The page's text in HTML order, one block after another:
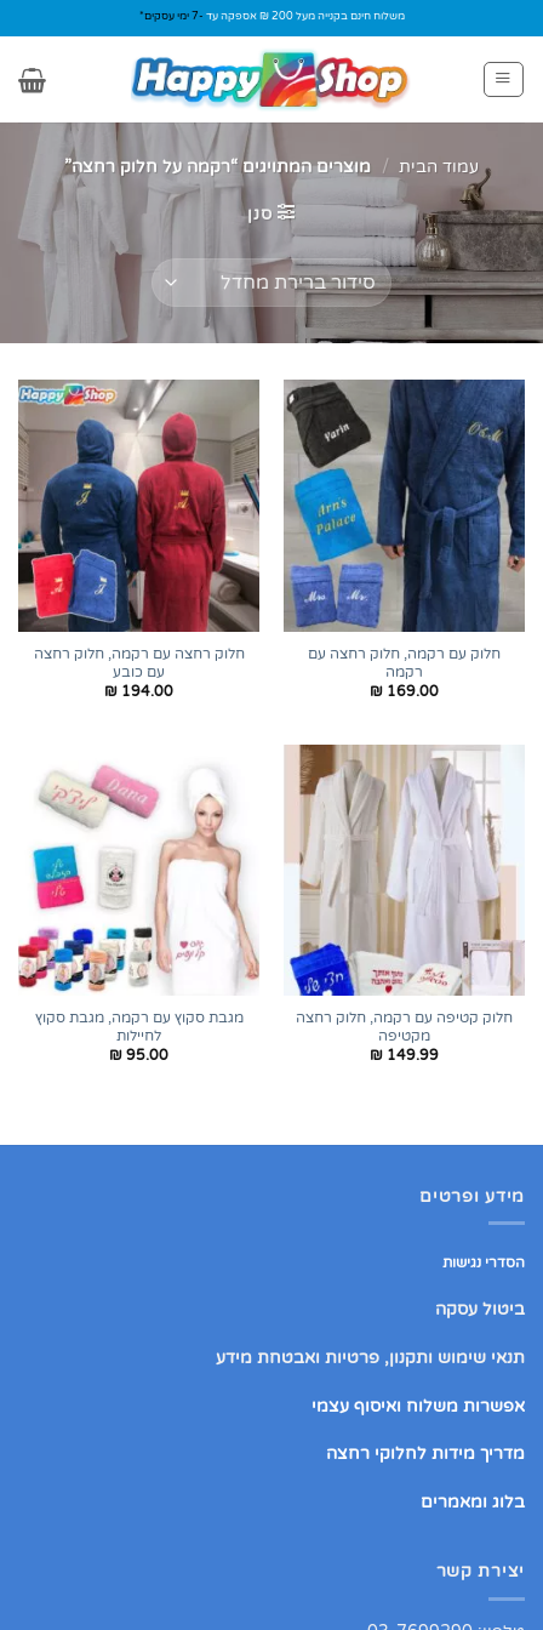
to
content
משלוח חינם בקנייה מעל 200 ₪ אספקה עד -7 ימי עסקים*
עמוד הבית / מוצרים המתויגים “רקמה על חלוק רחצה”
סנן
חלוק עם רקמה, חלוק רחצה עם
רקמה
₪ 169.00
חלוק רחצה עם רקמה, חלוק רחצה
עם כובע
₪ 194.00
חלוק קטיפה עם רקמה, חלוק רחצה
מקטיפה
₪ 149.99
מגבת סקוץ עם רקמה, מגבת סקוץ
לחיילות
₪ 95.00
מידע ופרטים
הסדרי נגישות
ביטול עסקה
תנאי שימוש ותקנון, פרטיות ואבטחת מידע
אפשרות משלוח ואיסוף עצמי
מדריך מידות לחלוקי רחצה
בלוג ומאמרים
יצירת קשר